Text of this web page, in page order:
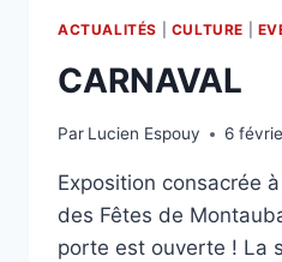
ACTUALITÉS CULTURE
CARNAVAL
Par Lucien Espouy 6
Exposition consacrée
des Fêtes de
porte est ouverte ! La